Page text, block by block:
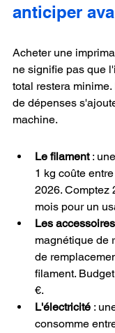
anticiper
Acheter une
ne signifie pas que
total restera
de dépenses
machine.
Le filament :
1 kg coûte
2026. Comptez
mois pour un
Les accessoires
magnétique de
de
filament.
€.
L'électricité :
consomme